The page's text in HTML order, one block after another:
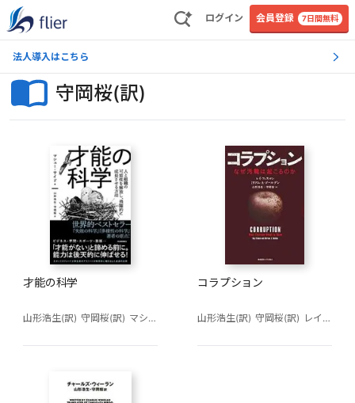
ログイン 会員登録 7日間無料
法人導入はこちら
守岡桜(訳)
才能の科学
山形浩生(訳) 守岡桜(訳) マシュー・サイド
コラプション
山形浩生(訳) 守岡桜(訳) レイ・フィスマン